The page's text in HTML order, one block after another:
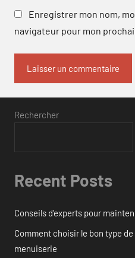
Enregistrer mon nom,
navigateur pour mon
Rechercher
Recent Posts
Conseils d’experts pour
Comment choisir le bon type
menuiserie